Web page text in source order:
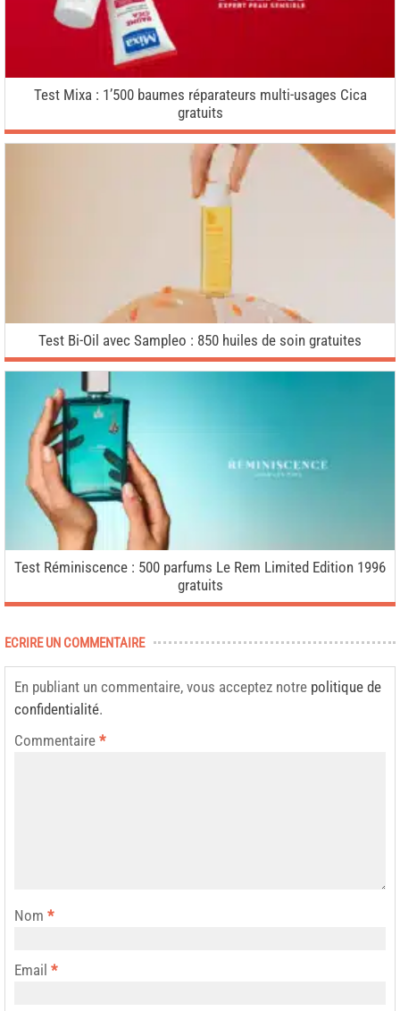
Test Mixa : 1’500 baumes réparateurs multi-usages Cica
gratuits
Test Bi-Oil avec Sampleo : 850 huiles de soin gratuites
Test Réminiscence : 500 parfums Le Rem Limited Edition 1996
gratuits
ECRIRE UN COMMENTAIRE
En publiant un commentaire, vous acceptez notre politique de
confidentialité.
Commentaire *
Nom *
Email *